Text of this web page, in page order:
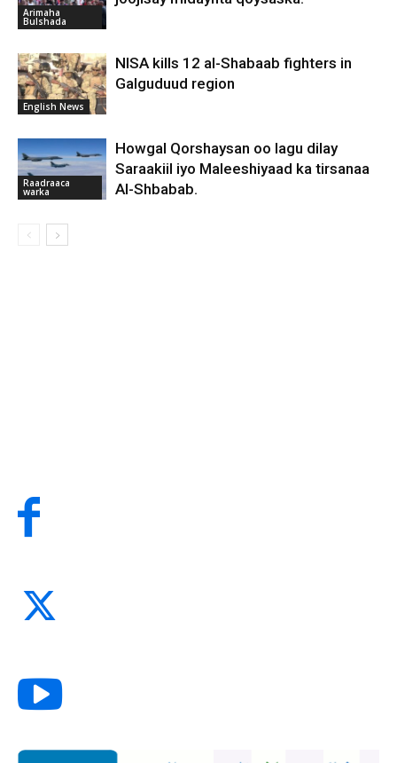
Arimaha
Bulshada
English News
NISA kills 12 al-Shabaab fighters in
Galguduud region
Raadraaca
warka
Howgal Qorshaysan oo lagu dilay
Saraakiil iyo Maleeshiyaad ka tirsanaa
Al-Shbabab.